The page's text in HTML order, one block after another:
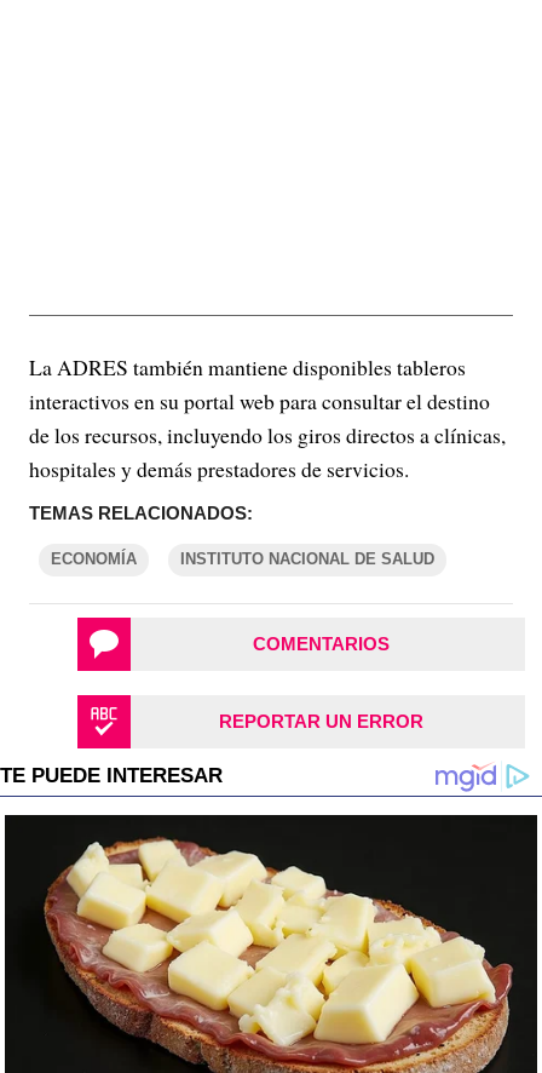
La ADRES también mantiene disponibles tableros
interactivos en su portal web para consultar el destino
de los recursos, incluyendo los giros directos a clínicas,
hospitales y demás prestadores de servicios.
TEMAS RELACIONADOS:
ECONOMÍA INSTITUTO NACIONAL DE SALUD
COMENTARIOS
REPORTAR UN ERROR